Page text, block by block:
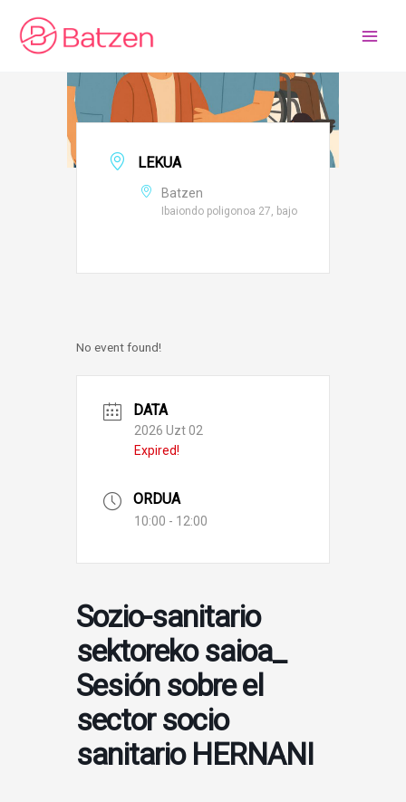
content
LEKUA
Batzen
Ibaiondo poligonoa 27, bajo
No event found!
DATA
2026 Uzt 02
Expired!
ORDUA
10:00 - 12:00
Sozio-sanitario
sektoreko saioa_
Sesión sobre el
sector socio
sanitario HERNANI